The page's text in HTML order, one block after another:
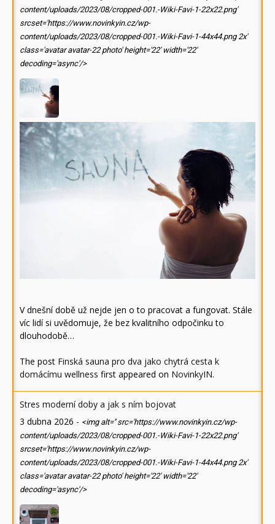
content/uploads/2023/08/cropped-001.-Wiki-Favi-1-22x22.png'
srcset='https://www.novinkyin.cz/wp-
content/uploads/2023/08/cropped-001.-Wiki-Favi-1-44x44.png 2x'
class='avatar avatar-22 photo' height='22' width='22'
decoding='async'/>
V dnešní době už nejde jen o to pracovat a fungovat. Stále
víc lidí si uvědomuje, že bez kvalitního odpočinku to
dlouhodobě…
The post Finská sauna pro dva jako chytrá cesta k
domácímu wellness first appeared on NovinkyIN.
Stres moderní doby a jak s ním bojovat
3 dubna 2026 - <img alt='' src='https://www.novinkyin.cz/wp-
content/uploads/2023/08/cropped-001.-Wiki-Favi-1-22x22.png'
srcset='https://www.novinkyin.cz/wp-
content/uploads/2023/08/cropped-001.-Wiki-Favi-1-44x44.png 2x'
class='avatar avatar-22 photo' height='22' width='22'
decoding='async'/>